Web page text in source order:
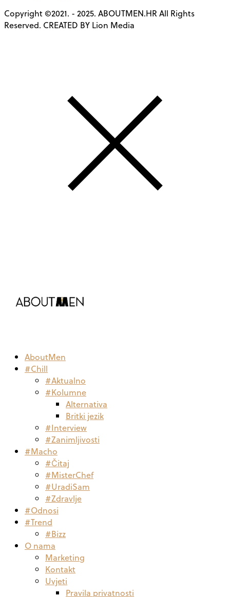
Copyright ©2021. - 2025. ABOUTMEN.HR All Rights
Reserved. CREATED BY Lion Media
AboutMen
#Chill
#Aktualno
#Kolumne
Alternativa
Britki jezik
#Interview
#Zanimljivosti
#Macho
#Čitaj
#MisterChef
#UradiSam
#Zdravlje
#Odnosi
#Trend
#Bizz
O nama
Marketing
Kontakt
Uvjeti
Pravila privatnosti